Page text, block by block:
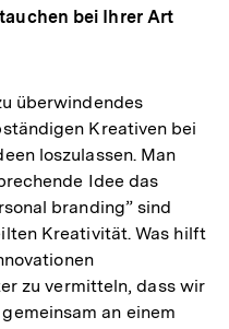
bei Ihrer Art
überwindendes
Kreativen bei
loszulassen. Man
Idee das
branding” sind
Kreativität. Was hilft
zu vermitteln, dass wir
an einem